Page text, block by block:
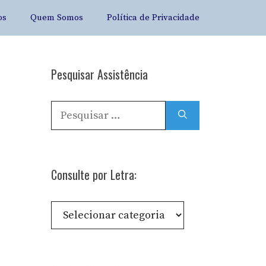
Quem Somos Política de Privacidade
Pesquisar Assistência
Pesquisar
por:
Consulte por Letra:
Consulte